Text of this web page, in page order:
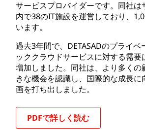
サービスプロバイダーです。同社は
内で38のIT施設を運営しており、
います。
過去3年間で、DETASADのプライベ
ッククラウドサービスに対する需要
増加しました。同社は、より多くの
きな機会を認識し、国際的な成長
画を打ち出しました。
PDFで詳しく読む